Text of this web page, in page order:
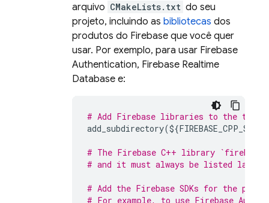
arquivo CMakeLists.txt do seu
projeto, incluindo as bibliotecas dos
produtos do Firebase que você quer
usar. Por exemplo, para usar Firebase
Authentication, Firebase Realtime
Database e:
# Add Firebase libraries to the
add_subdirectory(${
# The Firebase C++ library
# and it must always be listed last.
# Add the Firebase SDKs for the
# For example, to use Firebase